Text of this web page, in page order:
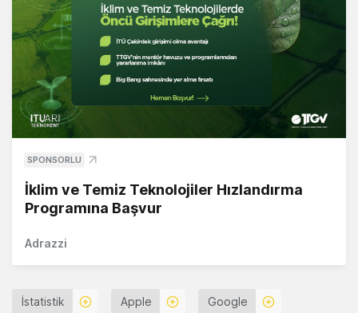
SPONSORLU
İklim ve Temiz Teknolojiler Hızlandırma
Programına Başvur
Adrazzi
İstatistik Apple Google